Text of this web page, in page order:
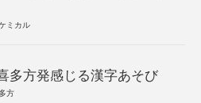
ミカル
多方発感じる漢字あそび
方